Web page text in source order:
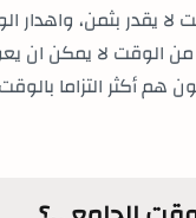
لا يقدر بثمن، واهدار
الوقت لا يمكن ان
هم أكثر التزاما